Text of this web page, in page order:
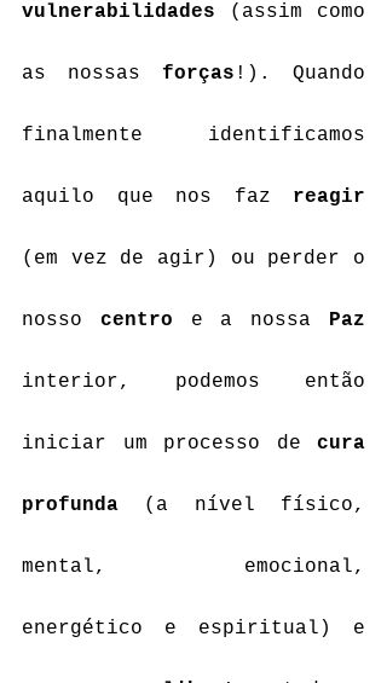
vulnerabilidades (assim como
as nossas forças !). Quando
finalmente identificamos
aquilo que nos faz reagir
(em vez de agir) ou perder o
nosso centro e a nossa Paz
interior, podemos então
iniciar um processo de cura
profunda (a nível físico,
mental, emocional,
energético e espiritual) e